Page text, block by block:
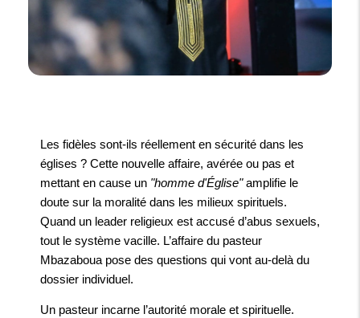
Les fidèles sont-ils réellement en sécurité dans les
églises ? Cette nouvelle affaire, avérée ou pas et
mettant en cause un "homme d'Église"amplifie le
doute sur la moralité dans les milieux spirituels.
Quand un leader religieux est accusé d’abus sexuels,
tout le système vacille. L’affaire du pasteur
Mbazaboua pose des questions qui vont au-delà du
dossier individuel.
Un pasteur incarne l’autorité morale et spirituelle.